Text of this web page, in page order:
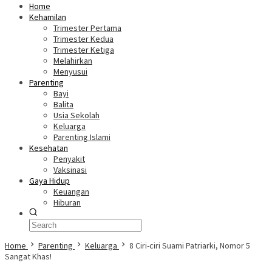
Home
Kehamilan
Trimester Pertama
Trimester Kedua
Trimester Ketiga
Melahirkan
Menyusui
Parenting
Bayi
Balita
Usia Sekolah
Keluarga
Parenting Islami
Kesehatan
Penyakit
Vaksinasi
Gaya Hidup
Keuangan
Hiburan
Home Parenting Keluarga
8 Ciri-ciri Suami Patriarki, Nomor 5
Sangat Khas!